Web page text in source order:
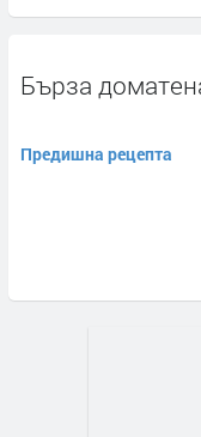
Бърза
Предишна рецепта